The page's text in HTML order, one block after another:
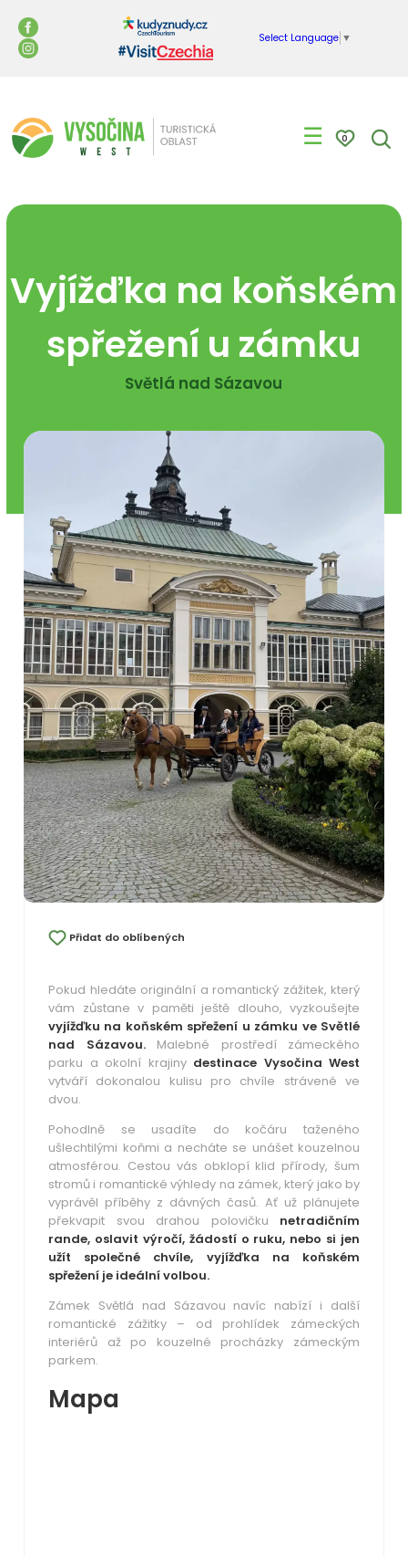
Select Language ▼
☰ 0
Vyjížďka na koňském
spřežení u zámku
Světlá nad Sázavou
Přidat do oblíbených
Pokud hledáte originální a romantický zážitek, který
vám zůstane v paměti ještě dlouho, vyzkoušejte
vyjížďku na koňském spřežení u zámku ve Světlé
nad Sázavou.Malebné prostředí zámeckého
parku a okolní krajiny destinace Vysočina West
vytváří dokonalou kulisu pro chvíle strávené ve
dvou.
Pohodlně se usadíte do kočáru taženého
ušlechtilými koňmi a necháte se unášet kouzelnou
atmosférou. Cestou vás obklopí klid přírody, šum
stromů i romantické výhledy na zámek, který jako by
vyprávěl příběhy z dávných časů. Ať už plánujete
překvapit svou drahou polovičku netradičním
rande, oslavit výročí, žádostí o ruku, nebo si jen
užít společné chvíle, vyjížďka na koňském
spřežení je ideální volbou.
Zámek Světlá nad Sázavou navíc nabízí i další
romantické zážitky – od prohlídek zámeckých
interiérů až po kouzelné procházky zámeckým
parkem.
Mapa